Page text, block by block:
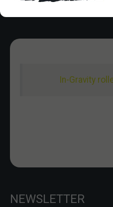
In-Gravity
NEWSLETTER